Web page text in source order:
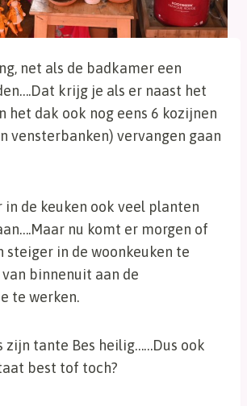
net als de badkamer een
krijg je als er naast het
het dak ook nog eens 6 kozijnen
vensterbanken) vervangen gaan
in de keuken ook veel planten
nu komt er morgen of
steiger in de woonkeuken te
binnenuit aan de
te werken.
zijn tante Bes heilig……Dus ook
best tof toch?